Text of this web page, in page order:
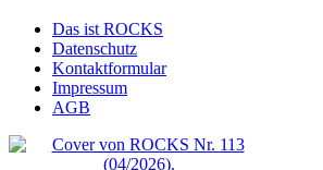
Das ist ROCKS
Datenschutz
Kontaktformular
Impressum
AGB